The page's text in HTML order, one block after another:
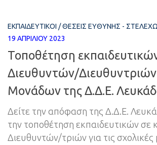
ΕΚΠΑΙΔΕΥΤΙΚΟΊ /ΘΈΣΕΙΣ ΕΥΘΎΝΗΣ -
19 ΑΠΡΙΛΊΟΥ 2023
Τοποθέτηση
Διευθυντών/
Μονάδων της Δ.Δ.Ε.
Δείτε την απόφαση της Δ.Δ.Ε.
την τοποθέτηση εκπαιδευτικών σε
Διευθυντών/τριών για τις σχολικές